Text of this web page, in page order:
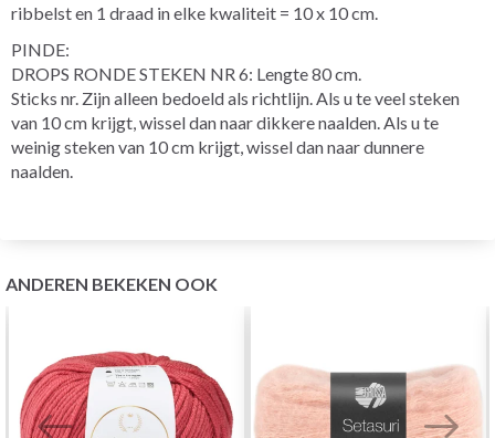
ribbelst en 1 draad in elke kwaliteit = 10 x 10 cm.
PINDE:
DROPS RONDE STEKEN NR 6: Lengte 80 cm.
Sticks nr. Zijn alleen bedoeld als richtlijn. Als u te veel steken
van 10 cm krijgt, wissel dan naar dikkere naalden. Als u te
weinig steken van 10 cm krijgt, wissel dan naar dunnere
naalden.
ANDEREN BEKEKEN OOK